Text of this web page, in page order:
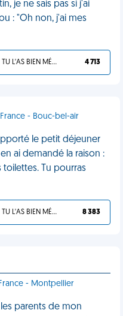
je ne sais pas si j'ai
: "Oh non, j'ai mes
TU L'AS BIEN MÉRITÉ 4 713
France - Bouc-bel-air
le petit déjeuner
ai demandé la raison :
toilettes. Tu pourras
TU L'AS BIEN MÉRITÉ 8 383
- Montpellier
parents de mon